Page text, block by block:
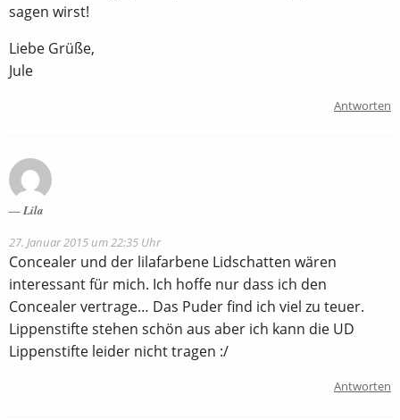
sagen wirst!
Liebe Grüße,
Jule
Antworten
Lila
27. Januar 2015 um 22:35 Uhr
Concealer und der lilafarbene Lidschatten wären
interessant für mich. Ich hoffe nur dass ich den
Concealer vertrage… Das Puder find ich viel zu teuer.
Lippenstifte stehen schön aus aber ich kann die UD
Lippenstifte leider nicht tragen :/
Antworten